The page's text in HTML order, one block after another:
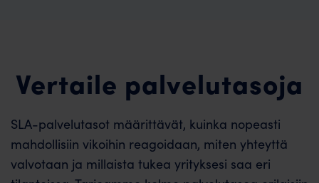
Vertaile palvelutasoja
SLA-palvelutasot määrittävät, kuinka nopeasti
mahdollisiin vikoihin reagoidaan, miten yhteyttä
valvotaan ja millaista tukea yrityksesi saa eri